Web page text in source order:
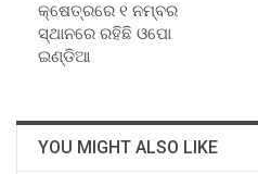
କ୍ଷେତ୍ରରେ ୧ ନମ୍ବର
ସ୍ଥାନରେ ରହିଛି ଓପୋ
ଇଣ୍ଡିଆ
YOU MIGHT ALSO LIKE